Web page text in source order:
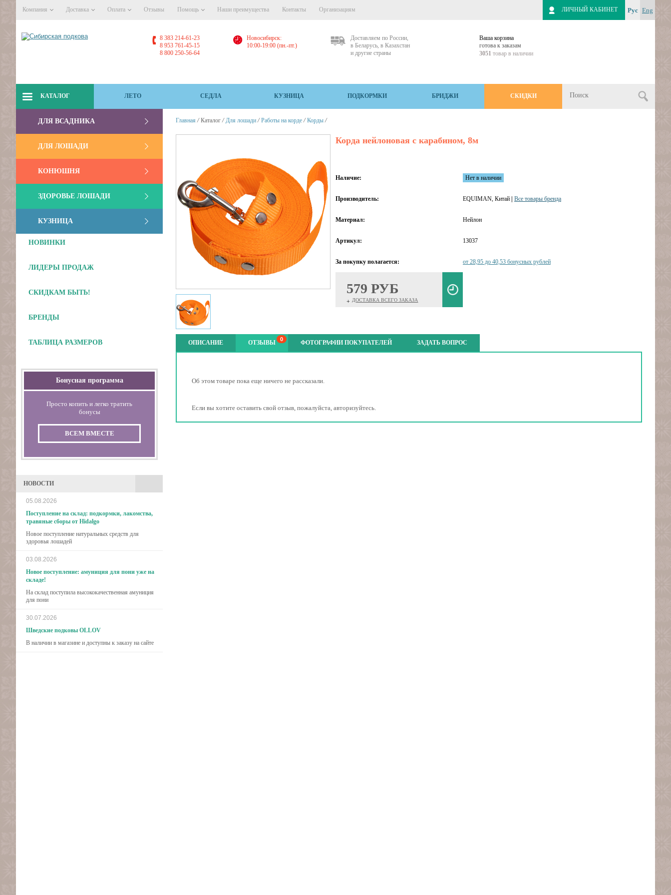
Компания Доставка Оплата Отзывы Помощь Наши преимущества Контакты Организациям Рус Eng
ЛИЧНЫЙ КАБИНЕТ
8 383 214-61-23
8 953 761-45-15
8 800 250-56-64
Новосибирск:
10:00-19:00 (пн.-пт.)
Доставляем по России,
в Беларусь, в Казахстан
и другие страны
Ваша корзина
готова к заказам
3051 товар в наличии
КАТАЛОГ ЛЕТО СЕДЛА КУЗНИЦА ПОДКОРМКИ БРИДЖИ СКИДКИ
ДЛЯ ВСАДНИКА
ДЛЯ ЛОШАДИ
КОНЮШНЯ
ЗДОРОВЬЕ ЛОШАДИ
КУЗНИЦА
НОВИНКИ
ЛИДЕРЫ ПРОДАЖ
СКИДКАМ БЫТЬ!
БРЕНДЫ
ТАБЛИЦА РАЗМЕРОВ
Бонусная программа
Просто копить и легко тратить
бонусы
ВСЕМ ВМЕСТЕ
НОВОСТИ
05.08.2026
Поступление на склад: подкормки, лакомства,
травяные сборы от Hidalgo
Новое поступление натуральных средств для
здоровья лошадей
03.08.2026
Новое поступление: амуниция для пони уже на
складе!
На склад поступила высококачественная амуниция
для пони
30.07.2026
Шведские подковы OLLOV
В наличии в магазине и доступны к заказу на сайте
Главная / Каталог / Для лошади / Работы на корде / Корды /
Корда нейлоновая с карабином, 8м
Наличие: Нет в наличии
Производитель: EQUIMAN, Китай| Все товары бренда
Материал: Нейлон
Артикул: 13037
За покупку полагается: от 28,95 до 40,53 бонусных рублей
579 РУБ
+ ДОСТАВКА ВСЕГО ЗАКАЗА
ОПИСАНИЕ ОТЗЫВЫ 0 ФОТОГРАФИИ ПОКУПАТЕЛЕЙ ЗАДАТЬ ВОПРОС
Об этом товаре пока еще ничего не рассказали.
Если вы хотите оставить свой отзыв, пожалуйста, авторизуйтесь.